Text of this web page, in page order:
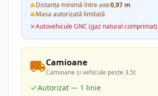
Distanța minimă între axe:0,97 m
Masa autorizată limitată
Autovehicule GNC (gaz natural comprimat)
Camioane
Camioane și vehicule peste 3.5t
Autorizat — 1 linie